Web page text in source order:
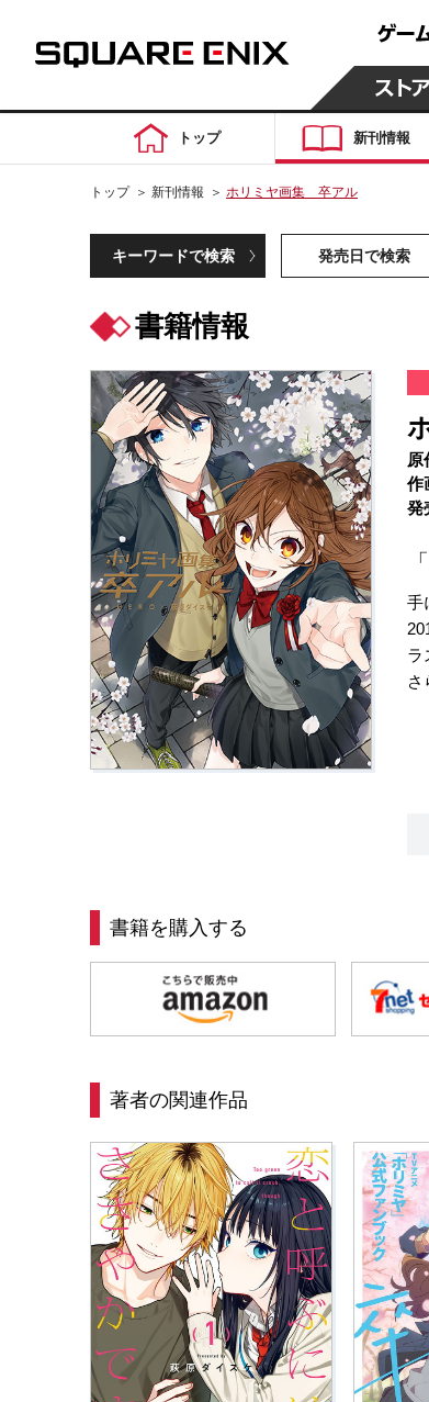
トップ 新刊情報
トップ ＞ 新刊情報 ＞ ホリミヤ画集 卒アル
キーワードで検索 発売日で検索
書籍情報
原
作
発
手
ラ
さ
書籍を購入する
著者の関連作品